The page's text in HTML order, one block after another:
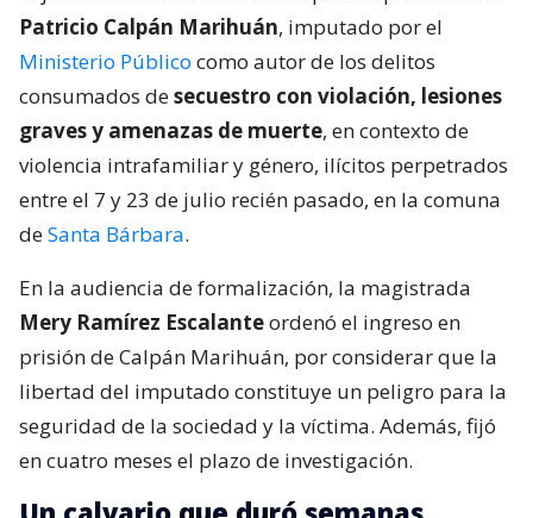
Patricio Calpán Marihuán, imputado por el
Ministerio Público como autor de los delitos
consumados desecuestro con violación, lesiones
graves y amenazas de muerte, en contexto de
violencia intrafamiliar y género, ilícitos perpetrados
entre el 7 y 23 de julio recién pasado, en la comuna
deSanta Bárbara.
En la audiencia de formalización, la magistrada
Mery Ramírez Escalanteordenó el ingreso en
prisión de Calpán Marihuán, por considerar que la
libertad del imputado constituye un peligro para la
seguridad de la sociedad y la víctima. Además, fijó
en cuatro meses el plazo de investigación.